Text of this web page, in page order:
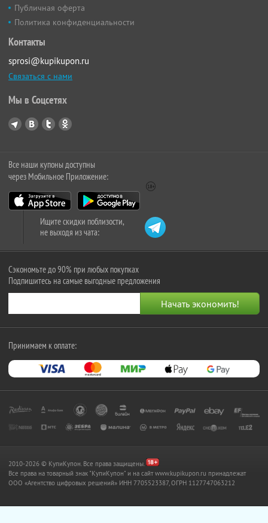
Публичная оферта
Политика конфиденциальности
Контакты
sprosi@kupikupon.ru
Связаться с нами
Мы в Соцсетях
Все наши купоны доступны
через Мобильное Приложение:
Ищите скидки поблизости,
не выходя из чата:
Сэкономьте до 90% при любых покупках
Подпишитесь на самые выгодные предложения
Принимаем к оплате:
2010-2026 © КупиКупон. Все права защищены.
Все права на товарный знак "КупиКупон" и на сайт www.kupikupon.ru принадлежат
OOO «Агентство цифровых решений» ИНН 7705523387, ОГРН 1127747063212